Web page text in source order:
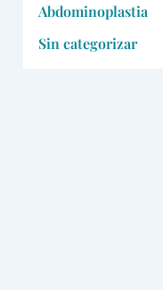
Abdominoplastia
Sin categorizar